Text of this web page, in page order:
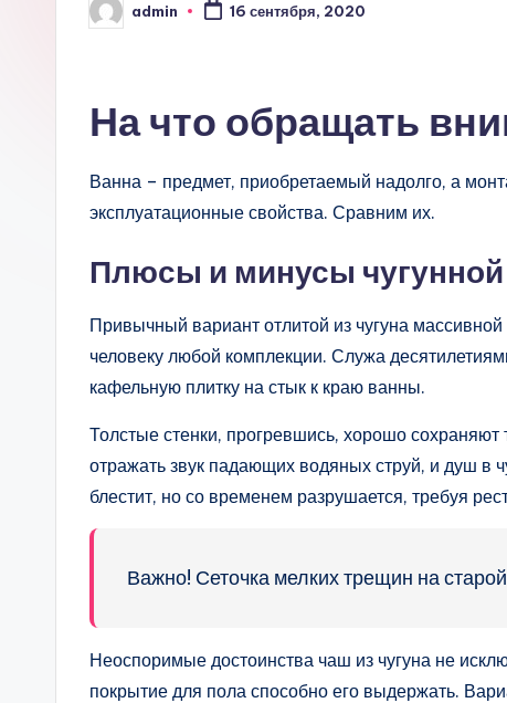
Запись
от
admin 16 сентября, 2020
На что обращать
Ванна – предмет, приобретаемый надолго, а
эксплуатационные свойства. Сравним их.
Плюсы и минусы
Привычный вариант отлитой из чугуна
человеку любой комплекции. Служа
кафельную плитку на стык к краю ванны.
Толстые стенки, прогревшись, хорошо
отражать звук падающих водяных струй, и душ в
блестит, но со временем разрушается, требуя
Важно! Сеточка мелких трещин на
Неоспоримые достоинства чаш из чугуна не
покрытие для пола способно его выдержать.